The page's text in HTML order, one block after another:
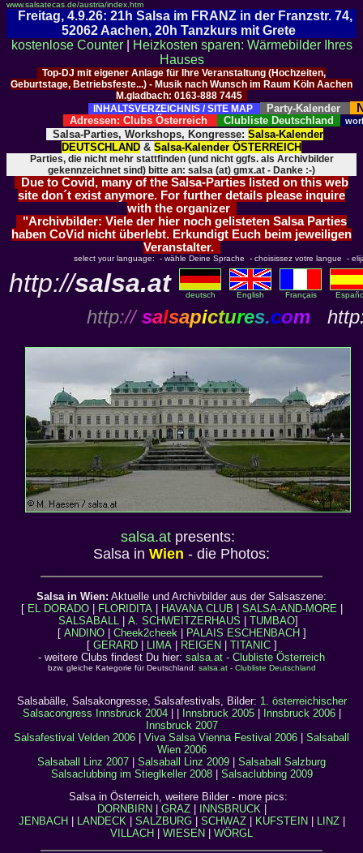
www.salsatecas.de/austria/index.htm
Freitag, 4.9.26: 21h Salsa im FRANZ in der Franzstr. 74,
52062 Aachen, 20h Tanzkurs mit Grete
kostenlose Counter|
Heizkosten sparen: Wärmebilder Ihres
Hauses
Top-DJ mit eigener Anlage für Ihre Veranstaltung (Hochzeiten,
Geburtstage, Betriebsfeste...) - Musik nach Wunsch im Raum Köln Aachen
M.gladbach: 0163-888 7445
INHALTSVERZEICHNIS / SITE MAP
Party-Kalender
Adressen: Clubs Österreich Clubliste Deutschland
Salsa-Parties, Workshops, Kongresse: Salsa-Kalender
DEUTSCHLAND & Salsa-Kalender ÖSTERREICH
Parties, die nicht mehr stattfinden (und nicht ggfs. als Archivbilder
gekennzeichnet sind) bitte an: salsa (at) gmx.at - Danke :-)
Due to Covid, many of the Salsa-Parties listed on this web
site don´t exist anymore. For further details please inquire
with the organizer
"Archivbilder: Viele der hier noch gelisteten Salsa Parties
haben CoVid nicht überlebt. Erkundigt Euch beim jeweiligen
Veranstalter.
select your language: - wähle Deine Sprache - choisissez votre langue -
http://salsa.at deutsch English Français
http:// salsapictures.com
salsa.at presents:
Salsa in Wien - die Photos:
Salsa in Wien: Aktuelle und Archivbilder aus der Salsaszene:
[ EL DORADO| FLORIDITA| HAVANA CLUB SALSA-AND-MORE|
SALSABALL
A. SCHWEITZERHAUS TUMBAO]
[ ANDINO| Cheek2cheek| PALAIS ESCHENBACH ]
[ GERARD| LIMA| REIGEN TITANIC]
- weitere Clubs findest Du hier: salsa.at - Clubliste Österreich
bzw. gleiche Kategorie für Deutschland: salsa.at - Clubliste Deutschland
Salsabälle, Salsakongresse, Salsafestivals, Bilder: 1. österreichischer
Salsacongress Innsbruck 2004| | Innsbruck 2005| Innsbruck 2006|
Innsbruck 2007
Salsafestival Velden 2006
Viva Salsa Vienna Festival 2006
Salsaball
Wien 2006
Salsaball Linz 2007
Salsaball Linz 2009
Salsaball Salzburg
Salsaclubbing im Stieglkeller 2008| Salsaclubbing 2009
Salsa in Österreich, weitere Bilder - more pics:
DORNBIRN
GRAZ| INNSBRUCK|
JENBACH
LANDECK| SALZBURG| SCHWAZ| KUFSTEIN LINZ|
VILLACH
WIESEN WÖRGL